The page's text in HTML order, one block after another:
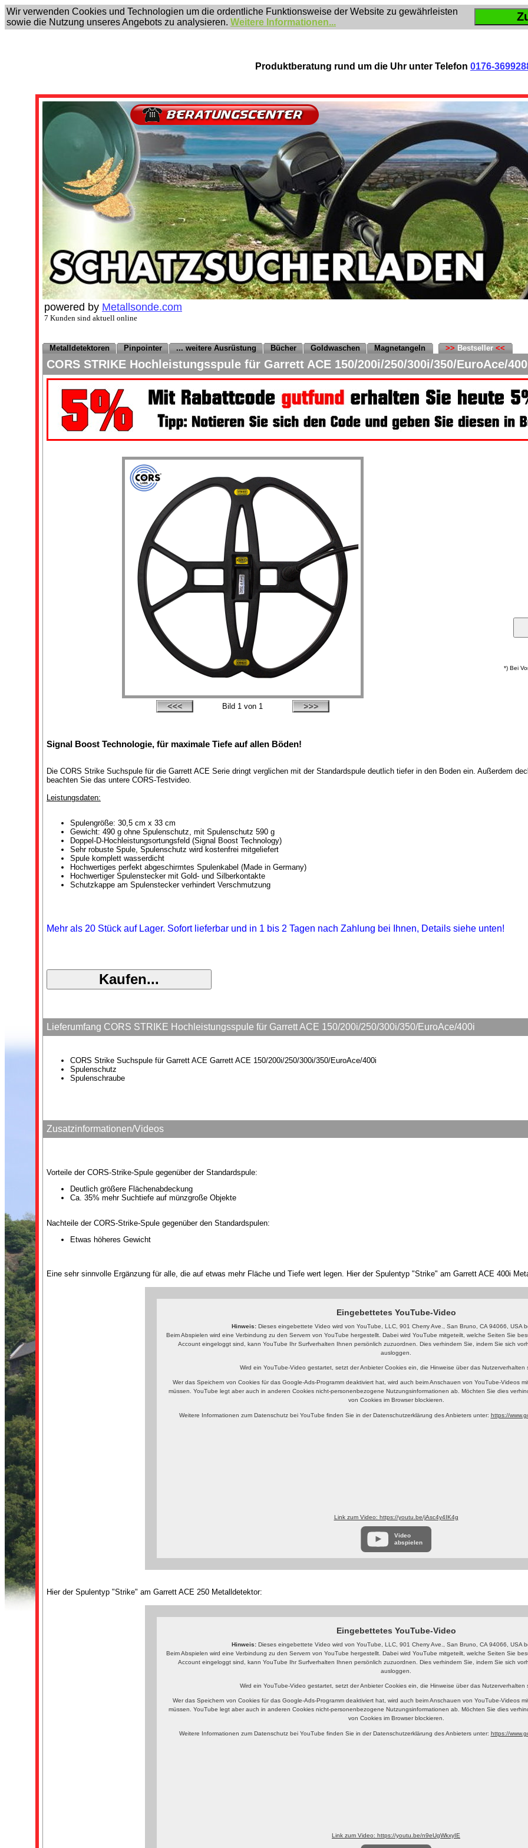
Wir verwenden Cookies und Technologien um die ordentliche Funktionsweise der Website zu gewährleisten
sowie die Nutzung unseres Angebots zu analysieren. Weitere Informationen...
Produktberatung rund um die Uhr unter Telefon 0176-
powered by Metallsonde.com
7 Kunden sind aktuell online
Metalldetektoren Pinpointer ... weitere Ausrüstung Bücher Goldwaschen Magnetangeln >> Bestseller <<
CORS STRIKE Hochleistungsspule für Garrett ACE 150/200i/250/300i/350/EuroAce/
Bild 1 von 1
*) Bei
Signal Boost Technologie, für maximale Tiefe auf allen Böden!
Die CORS Strike Suchspule für die Garrett ACE Serie dringt verglichen mit der Standardspule deutlich tiefer in den Boden ein. Außerdem
beachten Sie das untere CORS-Testvideo.
Leistungsdaten:
Spulengröße: 30,5 cm x 33 cm
Gewicht: 490 g ohne Spulenschutz, mit Spulenschutz 590 g
Doppel-D-Hochleistungsortungsfeld (Signal Boost Technology)
Sehr robuste Spule, Spulenschutz wird kostenfrei mitgeliefert
Spule komplett wasserdicht
Hochwertiges perfekt abgeschirmtes Spulenkabel (Made in Germany)
Hochwertiger Spulenstecker mit Gold- und Silberkontakte
Schutzkappe am Spulenstecker verhindert Verschmutzung
Mehr als 20 Stück auf Lager. Sofort lieferbar und in 1 bis 2 Tagen nach Zahlung bei Ihnen, Details siehe unten!
Lieferumfang CORS STRIKE Hochleistungsspule für Garrett ACE 150/200i/250/300i/350/EuroAce/400i
CORS Strike Suchspule für Garrett ACE Garrett ACE 150/200i/250/300i/350/EuroAce/400i
Spulenschutz
Spulenschraube
Zusatzinformationen/Videos
Vorteile der CORS-Strike-Spule gegenüber der Standardspule:
Deutlich größere Flächenabdeckung
Ca. 35% mehr Suchtiefe auf münzgroße Objekte
Nachteile der CORS-Strike-Spule gegenüber den Standardspulen:
Etwas höheres Gewicht
Eine sehr sinnvolle Ergänzung für alle, die auf etwas mehr Fläche und Tiefe wert legen. Hier der Spulentyp "Strike" am Garrett ACE 400i
Eingebettetes YouTube-Video
Hinweis: Dieses eingebettete Video wird von YouTube, LLC, 901 Cherry Ave., San Bruno, CA 94066, USA
Beim Abspielen wird eine Verbindung zu den Servern von YouTube hergestellt. Dabei wird YouTube mitgeteilt, welche Seiten Sie
Account eingeloggt sind, kann YouTube Ihr Surfverhalten Ihnen persönlich zuzuordnen. Dies verhindern Sie, indem Sie sich
ausloggen.
Wird ein YouTube-Video gestartet, setzt der Anbieter Cookies ein, die Hinweise über das Nutzerverhalten
Wer das Speichern von Cookies für das Google-Ads-Programm deaktiviert hat, wird auch beim Anschauen von YouTube-Videos
müssen. YouTube legt aber auch in anderen Cookies nicht-personenbezogene Nutzungsinformationen ab. Möchten Sie dies
von Cookies im Browser blockieren.
Weitere Informationen zum Datenschutz bei YouTube finden Sie in der Datenschutzerklärung des Anbieters unter: https://
Link zum Video: https://youtu.be/jAsc4y4IK4g
Video
abspielen
Hier der Spulentyp "Strike" am Garrett ACE 250 Metalldetektor:
Eingebettetes YouTube-Video
Hinweis: Dieses eingebettete Video wird von YouTube, LLC, 901 Cherry Ave., San Bruno, CA 94066, USA
Beim Abspielen wird eine Verbindung zu den Servern von YouTube hergestellt. Dabei wird YouTube mitgeteilt, welche Seiten Sie
Account eingeloggt sind, kann YouTube Ihr Surfverhalten Ihnen persönlich zuzuordnen. Dies verhindern Sie, indem Sie sich
ausloggen.
Wird ein YouTube-Video gestartet, setzt der Anbieter Cookies ein, die Hinweise über das Nutzerverhalten
Wer das Speichern von Cookies für das Google-Ads-Programm deaktiviert hat, wird auch beim Anschauen von YouTube-Videos
müssen. YouTube legt aber auch in anderen Cookies nicht-personenbezogene Nutzungsinformationen ab. Möchten Sie dies
von Cookies im Browser blockieren.
Weitere Informationen zum Datenschutz bei YouTube finden Sie in der Datenschutzerklärung des Anbieters unter: https://
Link zum Video: https://youtu.be/n9eUgWkxyIE